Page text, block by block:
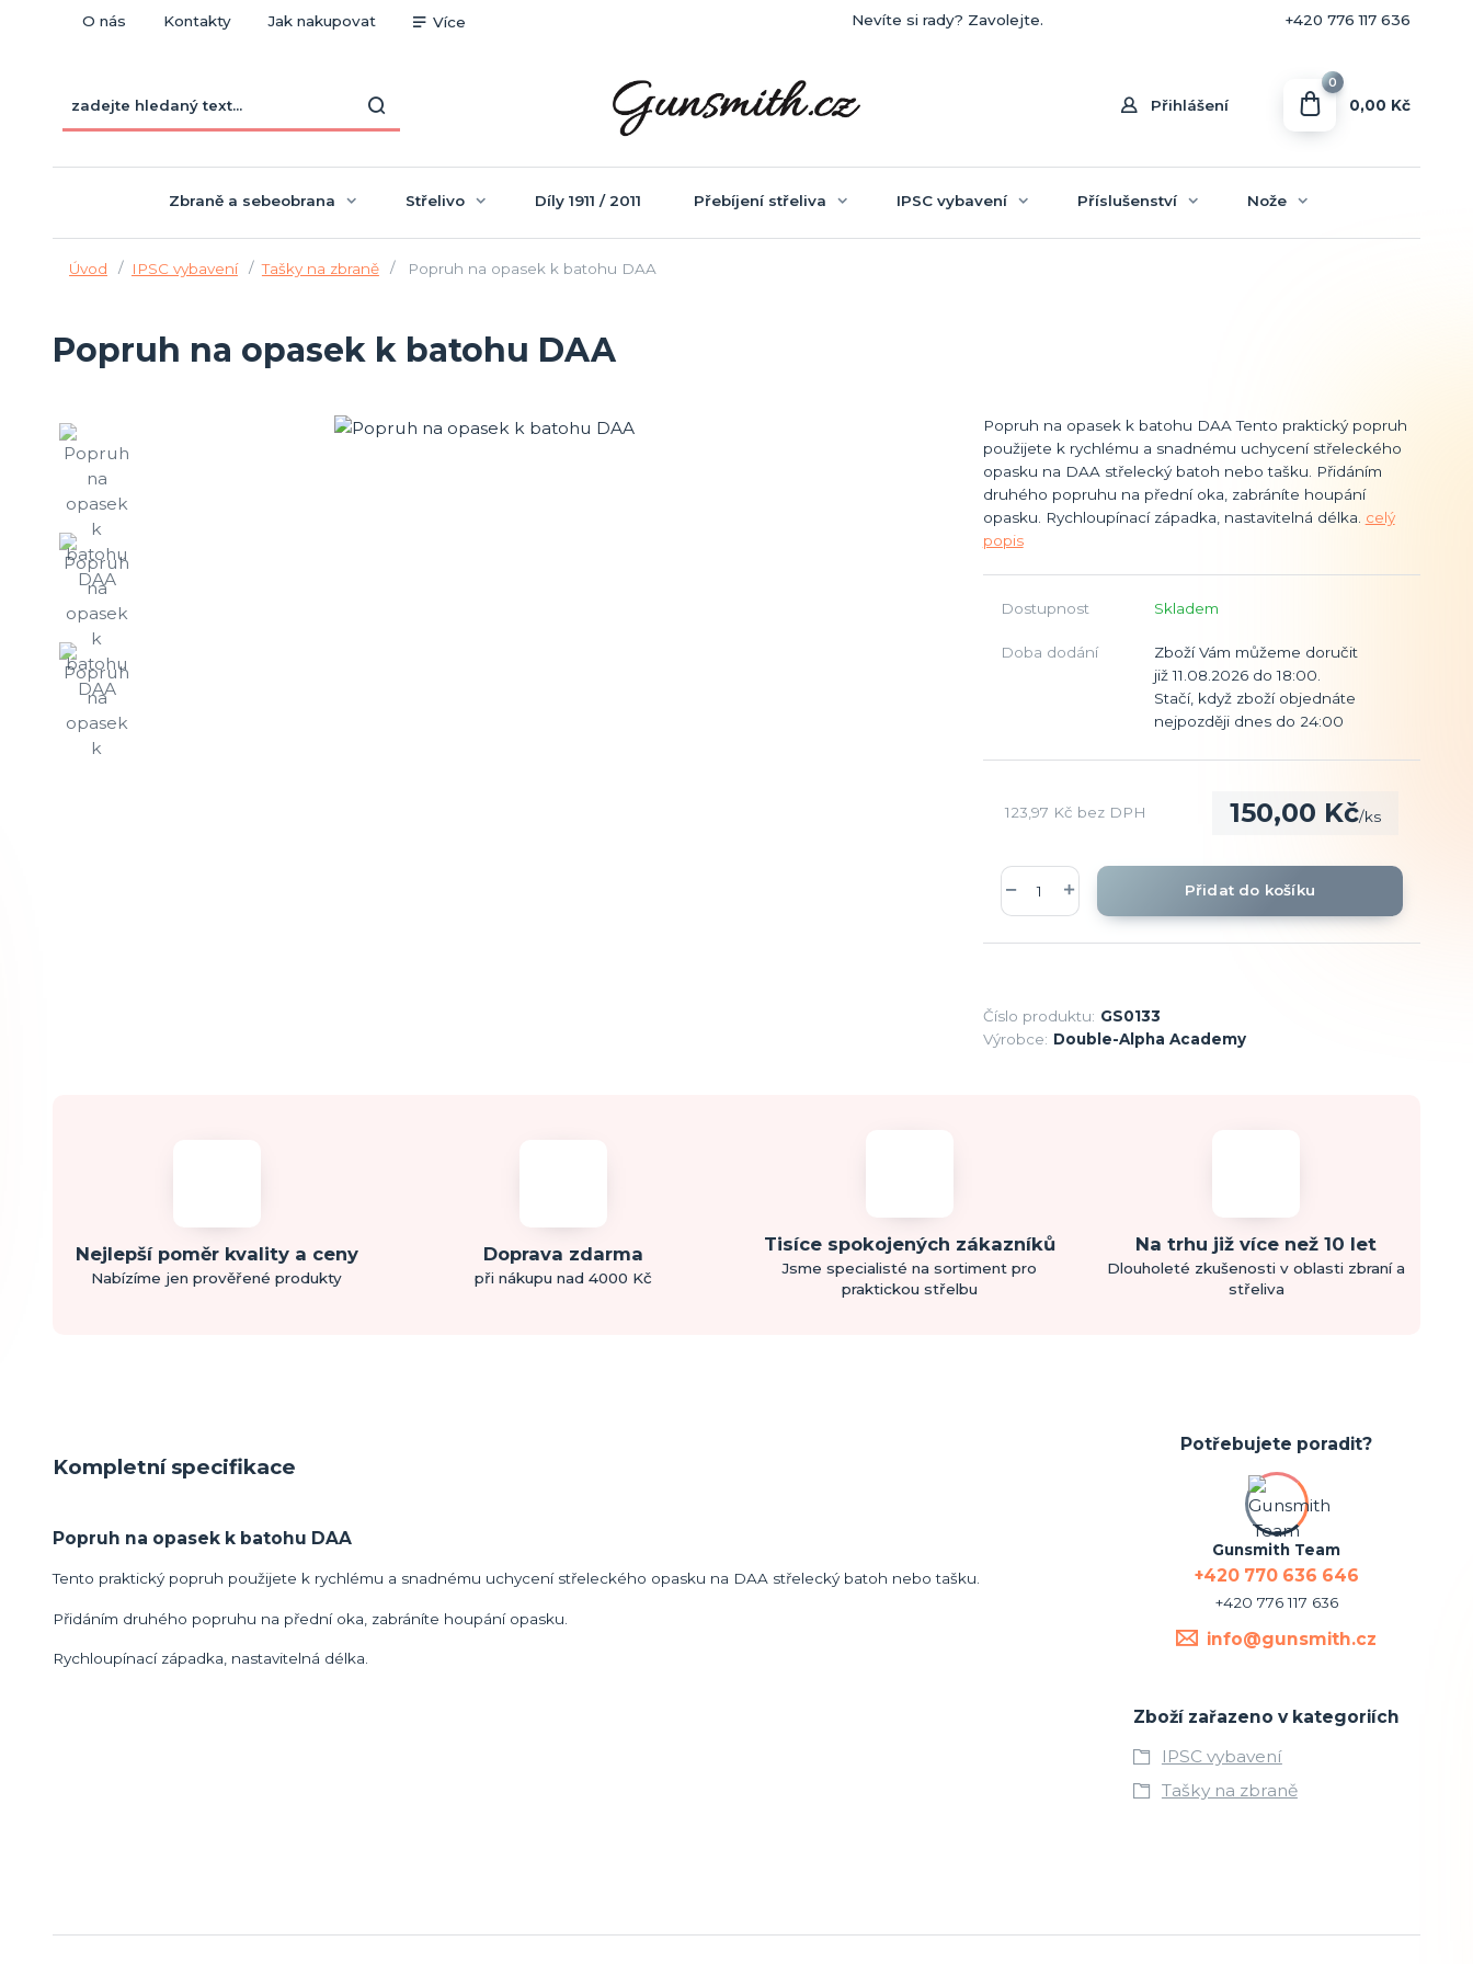
O nás Kontakty Jak nakupovat Více
Přihlášení
Nevíte si rady? Zavolejte. +420 776 117 636
0
0,00 Kč
Zbraně a sebeobrana Střelivo Díly 1911 / 2011 Přebíjení střeliva IPSC vybavení Příslušenství Nože
Úvod IPSC vybavení Tašky na zbraně Popruh na opasek k batohu DAA
Popruh na opasek k batohu DAA
Popruh na opasek k batohu DAA Tento praktický popruh
použijete k rychlému a snadnému uchycení střeleckého
opasku na DAA střelecký batoh nebo tašku. Přidáním
druhého popruhu na přední oka, zabráníte houpání
opasku. Rychloupínací západka, nastavitelná délka. celý
popis
Dostupnost Skladem
Doba dodání
Zboží Vám můžeme doručit
již 11.08.2026 do 18:00.
Stačí, když zboží objednáte
nejpozději dnes do 24:00
150,00 Kč/ks
123,97 Kč bez DPH
Přidat do košíku
Číslo produktu: GS0133
Výrobce: Double-Alpha Academy
Nejlepší poměr kvality a ceny
Nabízíme jen prověřené produkty
Doprava zdarma
při nákupu nad 4000 Kč
Tisíce spokojených zákazníků
Jsme specialisté na sortiment pro
praktickou střelbu
Na trhu již více než 10 let
Dlouholeté zkušenosti v oblasti zbraní a
střeliva
Kompletní specifikace
Popruh na opasek k batohu DAA
Tento praktický popruh použijete k rychlému a snadnému uchycení střeleckého opasku na DAA střelecký batoh nebo tašku.
Přidáním druhého popruhu na přední oka, zabráníte houpání opasku.
Rychloupínací západka, nastavitelná délka.
Potřebujete poradit?
Gunsmith Team
+420 770 636 646
+420 776 117 636
info@gunsmith.cz
Zboží zařazeno v kategoriích
IPSC vybavení
Tašky na zbraně